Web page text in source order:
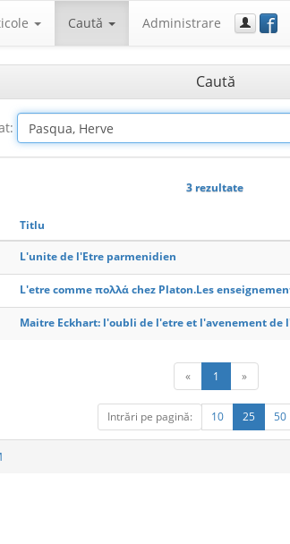
Caută Administrare f
Caută
3 rezultate
Titlu
L'unite de l'Etre parmenidien
L'etre comme πολλά chez Platon.Les
Maitre Eckhart: l'oubli de l'etre et l'avenement de
« 1 »
Intrări pe pagină: 10 25 50